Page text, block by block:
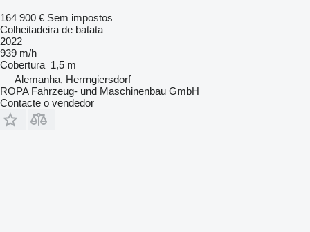
164 900 € Sem impostos
Colheitadeira de batata
2022
939 m/h
Cobertura 1,5 m
Alemanha, Herrngiersdorf
ROPA Fahrzeug- und Maschinenbau GmbH
Contacte o vendedor